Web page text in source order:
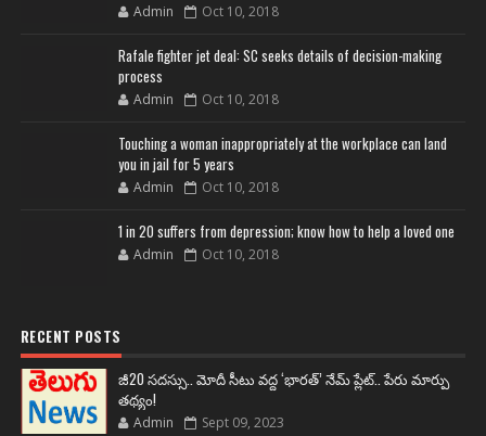
Admin Oct 10, 2018
Rafale fighter jet deal: SC seeks details of decision-making
process
Admin Oct 10, 2018
Touching a woman inappropriately at the workplace can land
you in jail for 5 years
Admin Oct 10, 2018
1 in 20 suffers from depression; know how to help a loved one
Admin Oct 10, 2018
RECENT POSTS
జీ20 సదస్సు.. మోదీ సీటు వద్ద ‘భారత్’ నేమ్ ప్లేట్‌.. పేరు మార్పు
తథ్యం!
Admin Sept 09, 2023